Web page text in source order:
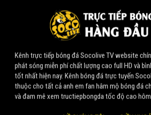
Kênh trực tiếp bóng đá Socolive TV website
phát sóng miễn phí chất lượng cao full HD và
tốt nhất hiện nay. Kênh bóng đá trực tuyến
thuộc cho tất cả anh em fan hâm mộ bóng đá
và đam mê xem tructiepbongda tốc độ cao hôm